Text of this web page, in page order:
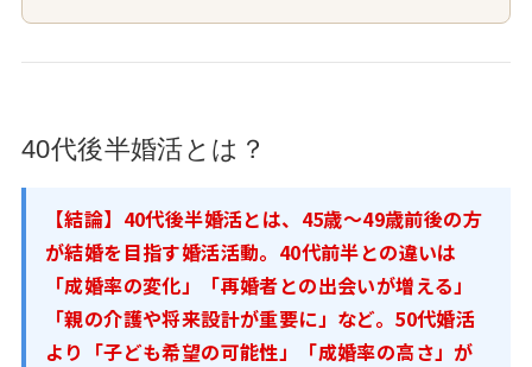
40代後半婚活とは？
【結論】40代後半婚活とは、45歳〜49歳前後の方
が結婚を目指す婚活活動。40代前半との違いは
「成婚率の変化」「再婚者との出会いが増える」
「親の介護や将来設計が重要に」など。50代婚活
より「子ども希望の可能性」「成婚率の高さ」が